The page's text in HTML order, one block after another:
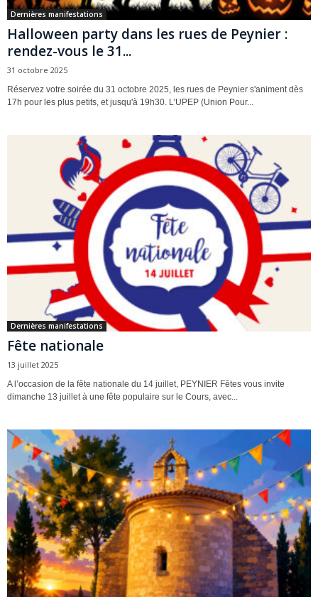
Dernières manifestations
Halloween party dans les rues de Peynier :
rendez-vous le 31...
31 octobre 2025
Réservez votre soirée du 31 octobre 2025, les rues de Peynier s'animent dès
17h pour les plus petits, et jusqu'à 19h30. L’UPEP (Union Pour...
Dernières manifestations
Fête nationale
13 juillet 2025
A l’occasion de la fête nationale du 14 juillet, PEYNIER Fêtes vous invite
dimanche 13 juillet à une fête populaire sur le Cours, avec...